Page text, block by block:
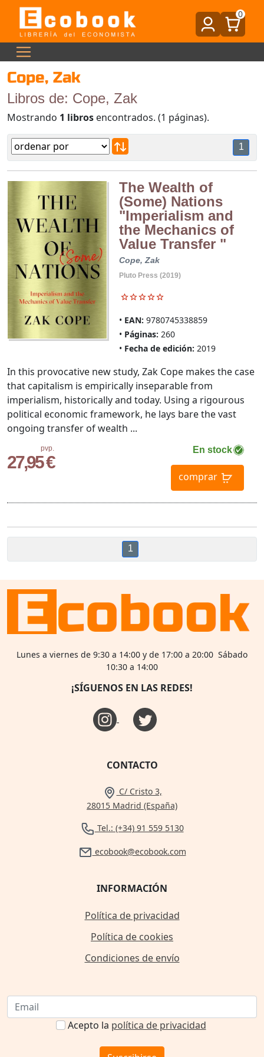
0
Cope, Zak
Libros de: Cope, Zak
Mostrando 1 libros encontrados. (1 páginas).
1
The Wealth of
(Some) Nations
"Imperialism and
the Mechanics of
Value Transfer "
Cope, Zak
Pluto Press (2019)
EAN: 9780745338859
Páginas: 260
Fecha de edición: 2019
pvp.
27,95 €
En stock
comprar
In this provocative new study, Zak Cope makes the case
that capitalism is empirically inseparable from
imperialism, historically and today. Using a rigourous
political economic framework, he lays bare the vast
ongoing transfer of wealth ...
1
Lunes a viernes de 9:30 a 14:00 y de 17:00 a 20:00 Sábado
10:30 a 14:00
¡SÍGUENOS EN LAS REDES!
CONTACTO
C/ Cristo 3,
28015 Madrid (España)
Tel.: (+34) 91 559 5130
ecobook@ecobook.com
INFORMACIÓN
Política de privacidad
Política de cookies
Condiciones de envío
Acepto la política de privacidad